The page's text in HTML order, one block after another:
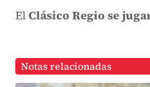
ElClásico Regio se
Notas relacionadas